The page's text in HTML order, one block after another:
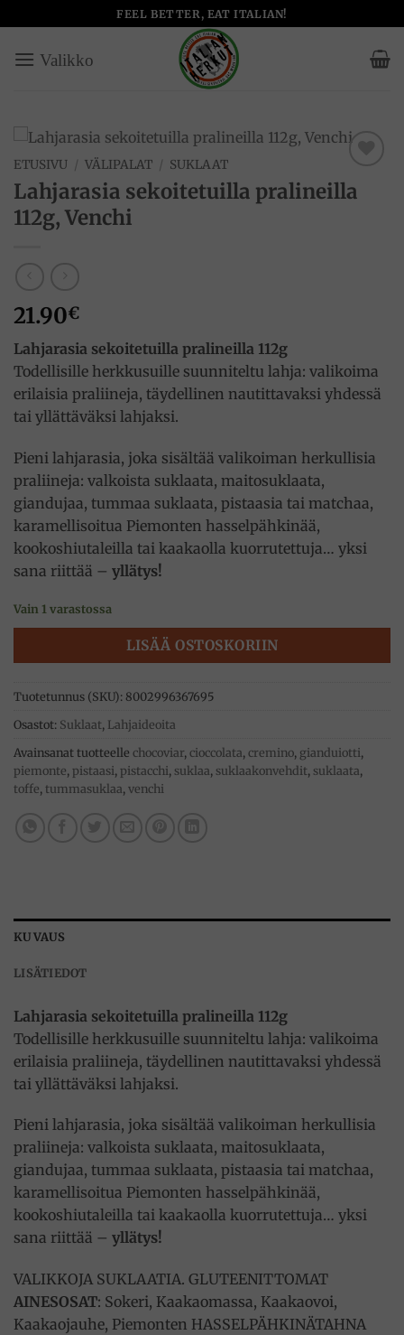
to
content
FEEL BETTER, EAT ITALIAN!
Add to
wishlist
ETUSIVU / VÄLIPALAT / SUKLAAT
Lahjarasia sekoitetuilla pralineilla
112g, Venchi
21.90€
Lahjarasia sekoitetuilla pralineilla 112g
Todellisille herkkusuille suunniteltu lahja: valikoima
erilaisia praliineja, täydellinen nautittavaksi yhdessä
tai yllättäväksi lahjaksi.
Pieni lahjarasia, joka sisältää valikoiman herkullisia
praliineja: valkoista suklaata, maitosuklaata,
giandujaa, tummaa suklaata, pistaasia tai matchaa,
karamellisoitua Piemonten hasselpähkinää,
kookoshiutaleilla tai kaakaolla kuorrutettuja… yksi
sana riittää – yllätys!
Vain 1 varastossa
LISÄÄ OSTOSKORIIN
Tuotetunnus (SKU): 8002996367695
Osastot: Suklaat, Lahjaideoita
Avainsanat tuotteelle chocoviar, cioccolata, cremino, gianduiotti,
piemonte, pistaasi, pistacchi, suklaa, suklaakonvehdit, suklaata,
toffe, tummasuklaa, venchi
KUVAUS
LISÄTIEDOT
Lahjarasia sekoitetuilla pralineilla 112g
Todellisille herkkusuille suunniteltu lahja: valikoima
erilaisia praliineja, täydellinen nautittavaksi yhdessä
tai yllättäväksi lahjaksi.
Pieni lahjarasia, joka sisältää valikoiman herkullisia
praliineja: valkoista suklaata, maitosuklaata,
giandujaa, tummaa suklaata, pistaasia tai matchaa,
karamellisoitua Piemonten hasselpähkinää,
kookoshiutaleilla tai kaakaolla kuorrutettuja… yksi
sana riittää – yllätys!
VALIKKOJA SUKLAATIA. GLUTEENITTOMAT
AINESOSAT: Sokeri, Kaakaomassa, Kaakaovoi,
Kaakaojauhe, Piemonten HASSELPÄHKINÄTAHNA